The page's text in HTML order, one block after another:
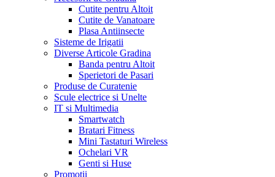
Cutite pentru Altoit
Cutite de Vanatoare
Plasa Antiinsecte
Sisteme de Irigatii
Diverse Articole Gradina
Banda pentru Altoit
Sperietori de Pasari
Produse de Curatenie
Scule electrice si Unelte
IT si Multimedia
Smartwatch
Bratari Fitness
Mini Tastaturi Wireless
Ochelari VR
Genti si Huse
Promotii